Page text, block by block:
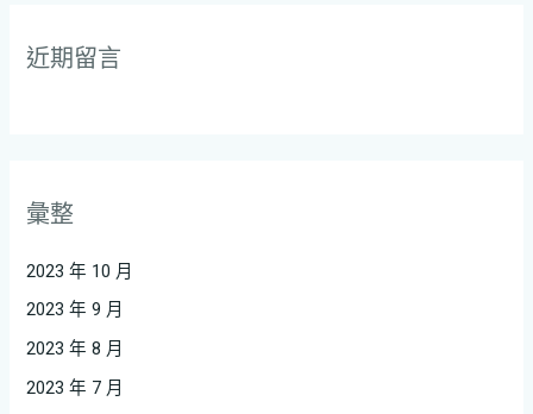
近期留言
彙整
2023 年 10 月
2023 年 9 月
2023 年 8 月
2023 年 7 月